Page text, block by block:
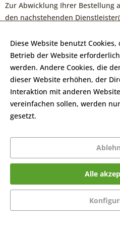
Zur Abwicklung Ihrer Bestellung
den nachstehenden
unterstützen. An diese
folgenden Informationen
übermittelt.
8.5Shopware
Für die Bestellabwicklung
shopware AG, Ebbinghoff 10,
Name, Anschrift sowie
personenbezogene Daten
DSGVO ausschließlich zum
Bestellung an den Anbieter
Ihrer Daten erfolgt hierbei nur,
der Bestellung tatsächlich
Diese Website benutzt
Betrieb der Website
werden. Andere Cookies, die
dieser Website erhöhen, der
Interaktion mit anderen
vereinfachen sollen, werden
gesetzt.
Alle